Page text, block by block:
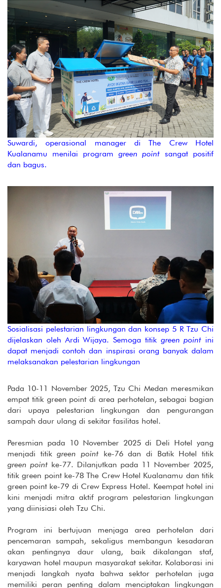
Suwardi, operasional manager di The Crew Hotel
Kualanamu menilai program green point sangat positif
dan bagus.
Sosialisasi pelestarian lingkungan dan konsep 5 R Tzu Chi
dijelaskan oleh Ardi Wijaya. Semoga titik green point ini
dapat menjadi contoh dan inspirasi orang banyak dalam
melaksanakan pelestarian lingkungan
Pada 10-11 November 2025, Tzu Chi Medan meresmikan
empat titik green point di area perhotelan, sebagai bagian
dari upaya pelestarian lingkungan dan pengurangan
sampah daur ulang di sekitar fasilitas hotel.
Peresmian pada 10 November 2025 di Deli Hotel yang
menjadi titikgreen point ke-76 dan di Batik Hotel titik
green point ke-77. Dilanjutkan pada 11 November 2025,
titik green point ke-78 The Crew Hotel Kualanamu dan titik
green point ke-79 di Crew Express Hotel. Keempat hotel ini
kini menjadi mitra aktif program pelestarian lingkungan
yang diinisiasi oleh Tzu Chi.
Program ini bertujuan menjaga area perhotelan dari
pencemaran sampah, sekaligus membangun kesadaran
akan pentingnya daur ulang, baik dikalangan staf,
karyawan hotel maupun masyarakat sekitar. Kolaborasi ini
menjadi langkah nyata bahwa sektor perhotelan juga
memiliki peran penting dalam menciptakan lingkungan